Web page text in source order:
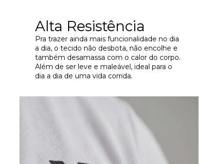
Alta Resistência
Pra trazer ainda mais funcionalidade no dia
a dia, o tecido não desbota, não encolhe e
também desamassa com o calor do corpo.
Além de ser leve e maleável, ideal para o
dia a dia de uma vida corrida.